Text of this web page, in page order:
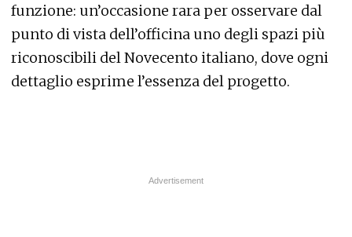
funzione: un’occasione rara per osservare dal
punto di vista dell’officina uno degli spazi più
riconoscibili del Novecento italiano, dove ogni
dettaglio esprime l’essenza del progetto.